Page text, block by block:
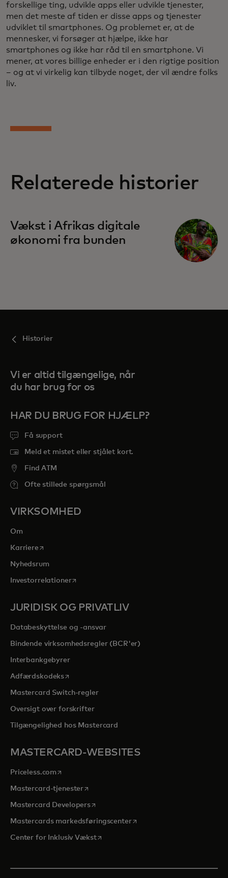
forskellige ting, udvikle apps eller udvikle tjenester,
men det meste af tiden er disse apps og tjenester
udviklet til smartphones. Og problemet er, at de
mennesker, vi forsøger at hjælpe, ikke har
smartphones og ikke har råd til en smartphone. Vi
mener, at vores billige enheder er i den rigtige position
– og at vi virkelig kan tilbyde noget, der vil ændre folks
liv.
Relaterede historier
Vækst i Afrikas digitale
økonomi fra bunden
Historier
Vi er altid tilgængelige, når
du har brug for os
HAR DU BRUG FOR HJÆLP?
Få support
Meld et mistet eller stjålet kort.
Find ATM
Ofte stillede spørgsmål
VIRKSOMHED
Om
Karriereopens in a new tab
Nyhedsrum
Investorrelationeropens in a new tab
JURIDISK OG PRIVATLIV
Databeskyttelse og -ansvar
Bindende virksomhedsregler (BCR'er)
Interbankgebyrer
Adfærdskodeksopens in a new tab
Mastercard Switch-regler
Oversigt over forskrifter
Tilgængelighed hos Mastercard
MASTERCARD-WEBSITES
Priceless.com opens in a new tab
Mastercard-tjenesteropens in a new tab
Mastercard Developersopens in a new tab
Mastercards markedsføringscenteropens in a new tab
Center for Inklusiv Vækstopens in a new tab